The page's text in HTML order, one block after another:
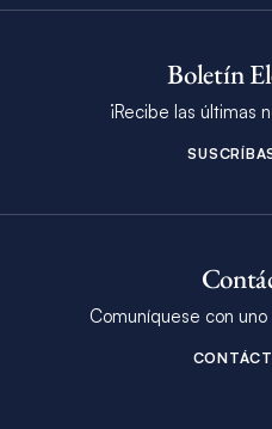
Boletín
¡Recibe las últimas
Comuníquese con